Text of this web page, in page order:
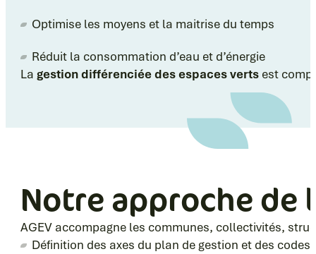
Optimise les moyens et la maitrise du temps
Réduit la consommation d’eau et d’énergie
La gestion différenciée des espacesverts est
Notre approche
AGEV accompagne les communes, collectivités,
Définition des axes du plan de gestion et des